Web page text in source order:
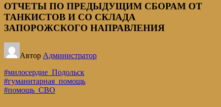
ОТЧЕТЫ ПО ПРЕДЫДУЩИМ СБОРАМ ОТ
ТАНКИСТОВ И СО СКЛАДА
ЗАПОРОЖСКОГО НАПРАВЛЕНИЯ
Автор Администратор
#милосердие_Подольск
#гуманитарная_помощь
#помощь_СВО